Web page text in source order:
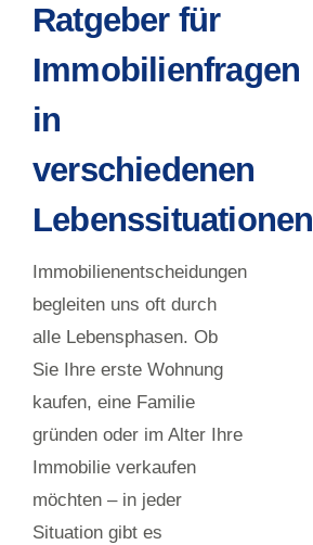
Ratgeber für
Immobilienfragen
in
verschiedenen
Lebenssituationen
Immobilienentscheidungen
begleiten uns oft durch
alle Lebensphasen. Ob
Sie Ihre erste Wohnung
kaufen, eine Familie
gründen oder im Alter Ihre
Immobilie verkaufen
möchten – in jeder
Situation gibt es